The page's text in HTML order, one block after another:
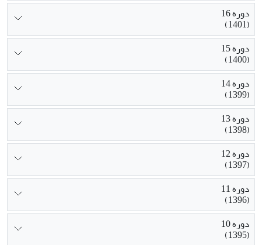
دوره 16
(1401)
دوره 15
(1400)
دوره 14
(1399)
دوره 13
(1398)
دوره 12
(1397)
دوره 11
(1396)
دوره 10
(1395)